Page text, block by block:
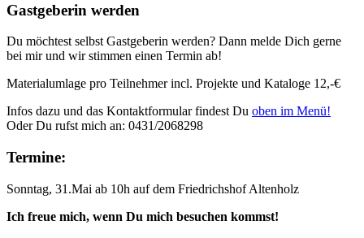
Gastgeberin werden
Du möchtest selbst Gastgeberin werden? Dann melde Dich gerne
bei mir und wir stimmen einen Termin ab!
Materialumlage pro Teilnehmer incl. Projekte und Kataloge 12,-€
Infos dazu und das Kontaktformular findest Du oben im Menü!
Oder Du rufst mich an: 0431/2068298
Termine:
Sonntag, 31.Mai ab 10h auf dem Friedrichshof Altenholz
Ich freue mich, wenn Du mich besuchen kommst!